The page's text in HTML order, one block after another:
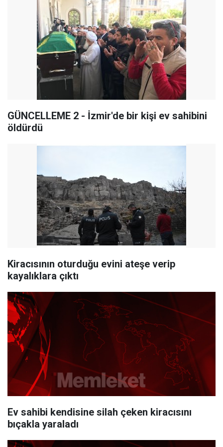
GÜNCELLEME 2 - İzmir'de bir kişi ev sahibini
öldürdü
Kiracısının oturduğu evini ateşe verip
kayalıklara çıktı
Ev sahibi kendisine silah çeken kiracısını
bıçakla yaraladı